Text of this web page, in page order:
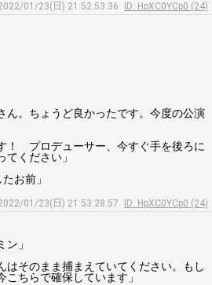
01/23(日) 21:52:53.36
ID: HpXC0YCp0 (24)
ん。ちょうど良かったです。今度の公演
プロデューサー、今すぐ手を後ろに
ください」
お前」
01/23(日) 21:53:28.57
ID: HpXC0YCp0 (24)
」
はそのまま捕まえていてください。もし
ちらで確保しています」